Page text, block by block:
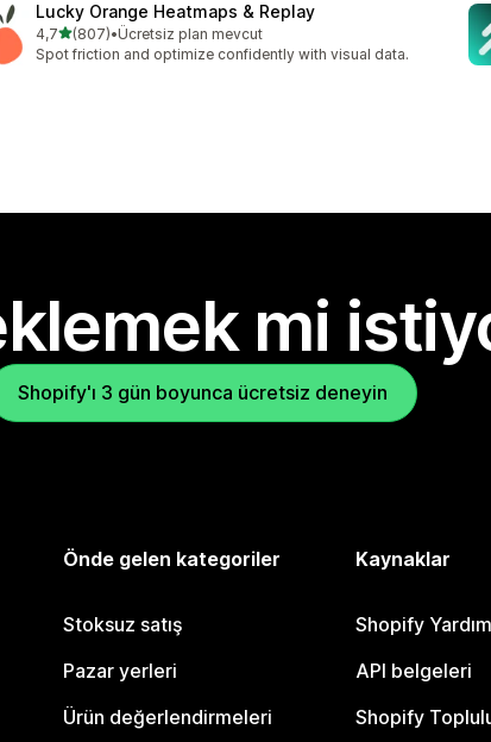
Lucky Orange Heatmaps & Replay
4,75 yıldız üzerinden
(807)
toplam 807 değerlendirme
•Ücretsiz plan mevcut
Spot friction and optimize confidently with visual data.
mi
Shopify'ı 3 gün boyunca ücretsiz deneyin
Önde gelen kategoriler
Stoksuz satış
Pazar yerleri
Ürün değerlendirmeleri
Kaynaklar
Shopify
API belgeleri
Shopify